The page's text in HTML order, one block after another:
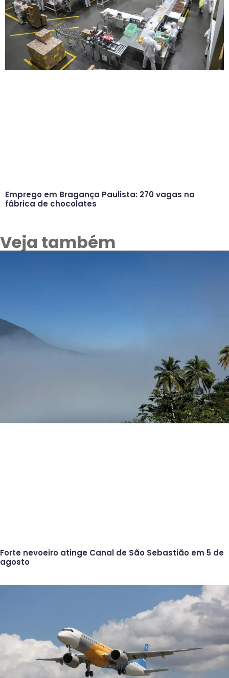
Emprego em Bragança Paulista: 270 vagas na
fábrica de chocolates
Veja também
Forte nevoeiro atinge Canal de São Sebastião em 5 de
agosto